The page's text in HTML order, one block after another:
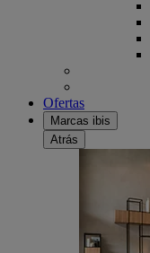
Ofertas
Marcas ibis
Atrás